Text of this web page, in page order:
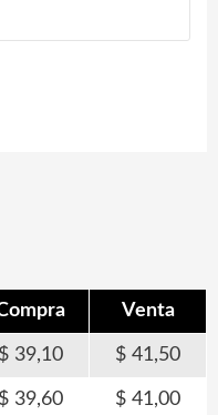
Venta
39,10 41,50
39,60 41,00